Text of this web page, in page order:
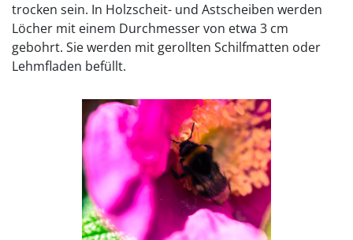
trocken sein. In Holzscheit- und Astscheiben werden
Löcher mit einem Durchmesser von etwa 3 cm
gebohrt. Sie werden mit gerollten Schilfmatten oder
Lehmfladen befüllt.